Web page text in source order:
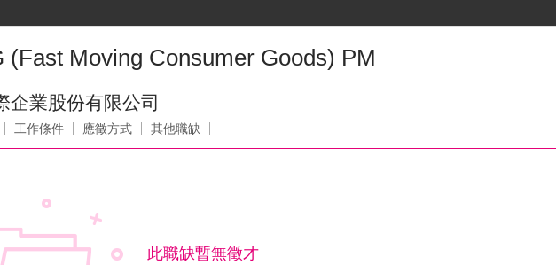
(Fast Moving Consumer Goods) PM
企業股份有限公司
工作條件 應徵方式 其他職缺
此職缺暫無徵才